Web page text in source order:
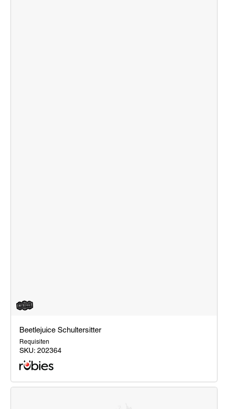
Beetlejuice
Beetlejuice Schultersitter
Requisiten
SKU: 202364